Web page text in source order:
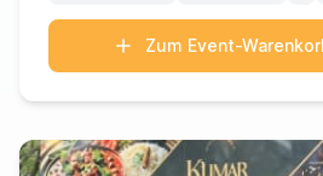
Zum Event-